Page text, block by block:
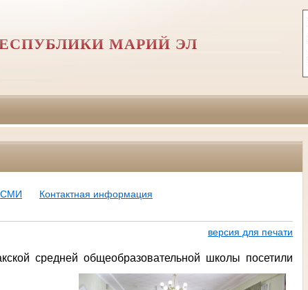
МАРИЙ ЭЛ
СМИ
Контактная информация
версия для печати
средней общеобразовательной школы посетили